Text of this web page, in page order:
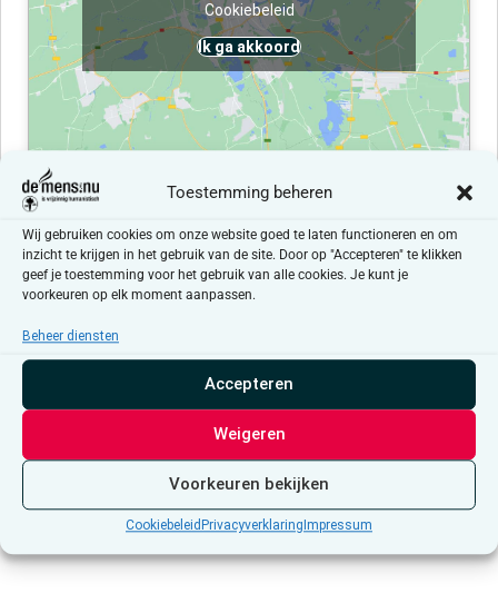
Toestemming beheren
Wij gebruiken cookies om onze website goed te laten functioneren en om
inzicht te krijgen in het gebruik van de site. Door op "Accepteren" te klikken
geef je toestemming voor het gebruik van alle cookies. Je kunt je
voorkeuren op elk moment aanpassen.
Beheer diensten
Accepteren
Weigeren
Voorkeuren bekijken
Cookiebeleid Privacyverklaring Impressum
Cookiebeleid
Ik ga akkoord
Evenementen at this locatie
BerichtEr zijn geen resultaten gevonden.
Aankomende
Selecteer
datum.
Abonneer op kalender